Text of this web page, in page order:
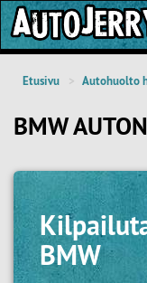
Etusivu Autohuolto
BMW
BMW